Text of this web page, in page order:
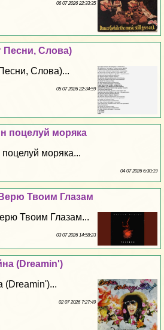
06 07 2026 22:33:35
Песни, Слова)
Слова)...
05 07 2026 22:34:59
поцелуй моряка
моряка...
04 07 2026 6:30:19
Твоим Глазам
Твоим Глазам...
03 07 2026 14:58:23
(Dreamin')
(Dreamin')...
02 07 2026 7:27:49